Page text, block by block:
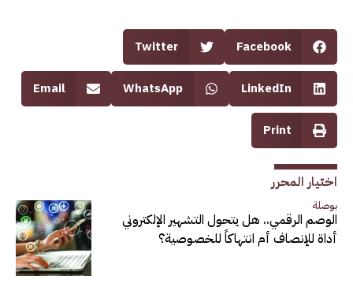
Facebook
Twitter
LinkedIn
WhatsApp
Email
Print
اختيار المحرر
بوصلة
الوصم الرقمي.. هل يتحول التشهير الإلكتروني
أداة للإنصاف أم انتهاكاً للخصوصية؟